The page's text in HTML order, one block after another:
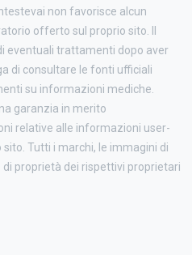
non favorisce alcun
offerto sul proprio sito. Il
eventuali trattamenti dopo aver
di consultare le fonti ufficiali
su informazioni mediche.
garanzia in merito
relative alle informazioni user-
Tutti i marchi, le immagini di
di proprietà dei rispettivi proprietari